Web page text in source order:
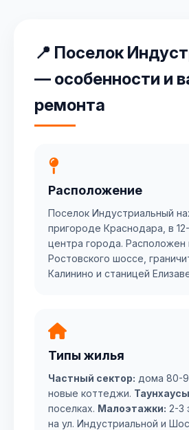
📍 Поселок
— особенности и
ремонта
Расположение
Поселок Индустриальный
пригороде Краснодара, в
центра города. Расположен
Ростовского шоссе,
Калинино и станицей
Типы жилья
Частный сектор: дома 80-
новые коттеджи.
поселках. Малоэтажки: 2-3
на ул. Индустриальной и